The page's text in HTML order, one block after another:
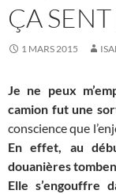
ÇA
1 MARS 2015
Je ne peux
camion fut une
conscience que
En effet, au
douanières
Elle s’engouffre